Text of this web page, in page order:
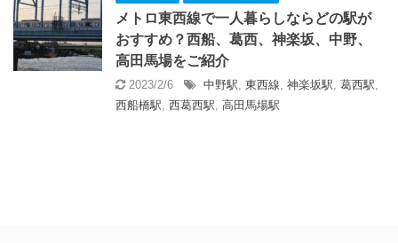
メトロ東西線で一人暮らしならどの駅が
おすすめ？西船、葛西、神楽坂、中野、
高田馬場をご紹介
2023/2/6 中野駅, 東西線, 神楽坂駅, 葛西駅,
西船橋駅, 西葛西駅, 高田馬場駅